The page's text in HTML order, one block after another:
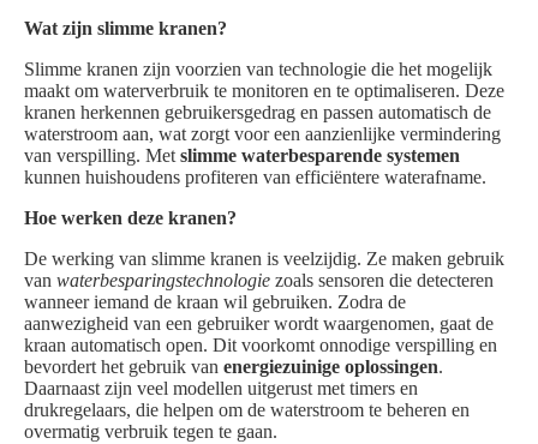
Wat zijn slimme kranen?
Slimme kranen zijn voorzien van technologie die het mogelijk
maakt om waterverbruik te monitoren en te optimaliseren. Deze
kranen herkennen gebruikersgedrag en passen automatisch de
waterstroom aan, wat zorgt voor een aanzienlijke vermindering
van verspilling. Met slimme waterbesparende systemen
kunnen huishoudens profiteren van efficiëntere waterafname.
Hoe werken deze kranen?
De werking van slimme kranen is veelzijdig. Ze maken gebruik
van waterbesparingstechnologie zoals sensoren die detecteren
wanneer iemand de kraan wil gebruiken. Zodra de
aanwezigheid van een gebruiker wordt waargenomen, gaat de
kraan automatisch open. Dit voorkomt onnodige verspilling en
bevordert het gebruik van energiezuinige oplossingen.
Daarnaast zijn veel modellen uitgerust met timers en
drukregelaars, die helpen om de waterstroom te beheren en
overmatig verbruik tegen te gaan.